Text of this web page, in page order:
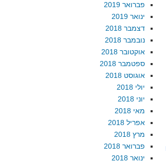
פברואר 2019
ינואר 2019
דצמבר 2018
נובמבר 2018
אוקטובר 2018
ספטמבר 2018
אוגוסט 2018
יולי 2018
יוני 2018
מאי 2018
אפריל 2018
מרץ 2018
פברואר 2018
ינואר 2018